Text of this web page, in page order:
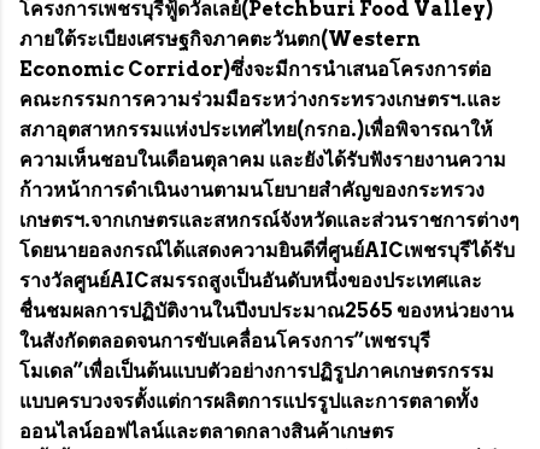
โครงการเพชรบุรีฟู้ดวัลเลย์(Petchburi Food Valley)
ภายใต้ระเบียงเศรษฐกิจภาคตะวันตก(Western
Economic Corridor)ซึ่งจะมีการนำเสนอโครงการต่อ
คณะกรรมการความร่วมมือระหว่างกระทรวงเกษตรฯ.และ
สภาอุตสาหกรรมแห่งประเทศไทย(กรกอ.)เพื่อพิจารณาให้
ความเห็นชอบในเดือนตุลาคม และยังได้รับฟังรายงานความ
ก้าวหน้าการดำเนินงานตามนโยบายสำคัญของกระทรวง
เกษตรฯ.จากเกษตรและสหกรณ์จังหวัดและส่วนราชการต่างๆ
โดยนายอลงกรณ์ได้แสดงความยินดีที่ศูนย์AICเพชรบุรีได้รับ
รางวัลศูนย์AICสมรรถสูงเป็นอันดับหนึ่งของประเทศและ
ชื่นชมผลการปฏิบัติงานในปีงบประมาณ2565 ของหน่วยงาน
ในสังกัดตลอดจนการขับเคลื่อนโครงการ”เพชรบุรี
โมเดล”เพื่อเป็นต้นแบบตัวอย่างการปฏิรูปภาคเกษตรกรรม
แบบครบวงจรตั้งแต่การผลิตการแปรรูปและการตลาดทั้ง
ออนไลน์ออฟไลน์และตลาดกลางสินค้าเกษตร